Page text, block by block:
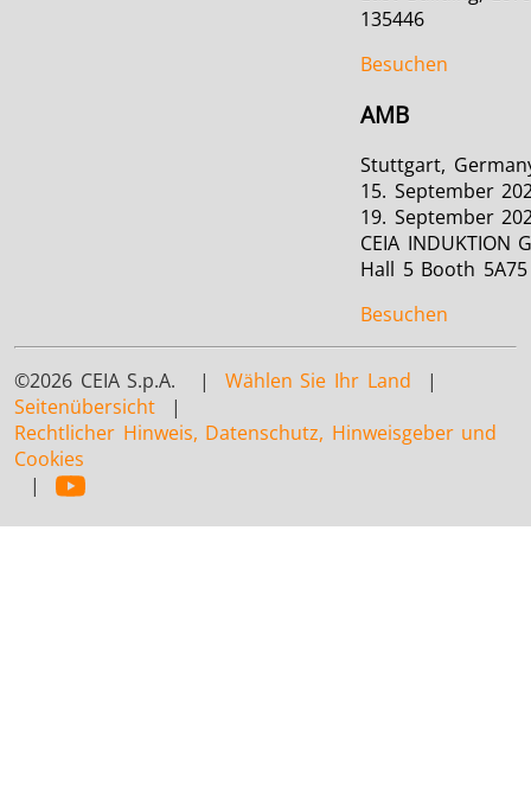
135446
Besuchen
AMB
Stuttgart,
15. September
19. September
CEIA INDUKTION
Hall 5 Booth 5A75
Besuchen
©2026 CEIA S.p.A. | Wählen Sie Ihr Land |
Seitenübersicht |
Rechtlicher Hinweis, Datenschutz, Hinweisgeber und
Cookies
|